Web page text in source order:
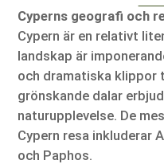
Cyperns geografi och
Cypern är en relativt
landskap är
och dramatiska klippor
grönskande dalar
naturupplevelse. De
Cypern resa inkluderar
och Paphos.